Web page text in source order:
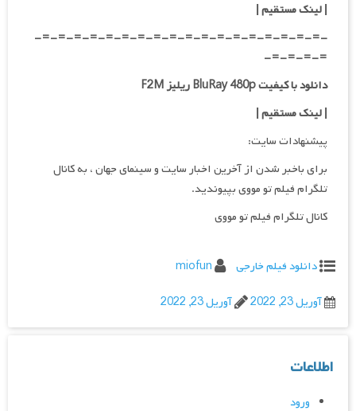
| لینک مستقیم|
-=-=-=-=-=-=-=-=-=-=-=-=-=-=-=-=-=-=-
=-=-=-=-
دانلود با کیفیت BluRay 480p ریلیز F2M
| لینک مستقیم|
پیشنهادات سایت:
برای باخبر شدن از آخرین اخبار سایت و سینمای جهان ، به کانال
تلگرام فیلم تو مووی بپیوندید.
کانال تلگرام فیلم تو مووی
دانلود فیلم خارجی
miofun
آوریل 23, 2022
آوریل 23, 2022
اطلاعات
ورود